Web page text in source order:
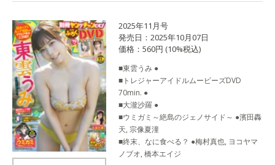
2025年11月号
発売日：2025年10月07日
価格：560円 (10%税込)
■東雲うみ ●
■トレジャーアイドルムービーズDVD
70min. ●
■大瀧沙羅 ●
■ウミガミ～絶島のジェノサイド～ ●濱田轟
天, 宗像夏潼
■終末、なに食べる？ ●梅村真也, ヨコヤマ
ノブオ, 橋本エイジ